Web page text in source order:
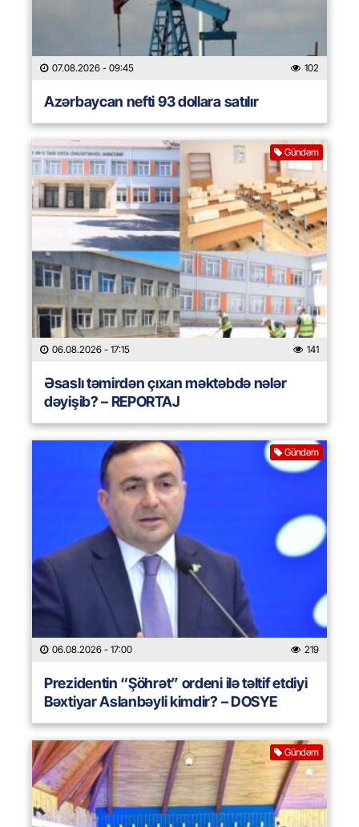
07.08.2026 - 09:45 102
Azərbaycan nefti 93 dollara satılır
Gündəm
06.08.2026 - 17:15 141
Əsaslı təmirdən çıxan məktəbdə nələr
dəyişib? – REPORTAJ
Gündəm
06.08.2026 - 17:00 219
Prezidentin “Şöhrət” ordeni ilə təltif etdiyi
Bəxtiyar Aslanbəyli kimdir? – DOSYE
Gündəm